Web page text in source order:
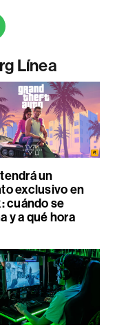
Línea
un
exclusivo en
cuándo se
y a qué hora